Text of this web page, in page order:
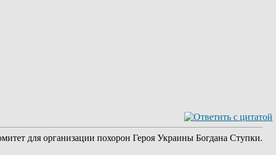
для организации похорон Героя Украины Богдана Ступки.